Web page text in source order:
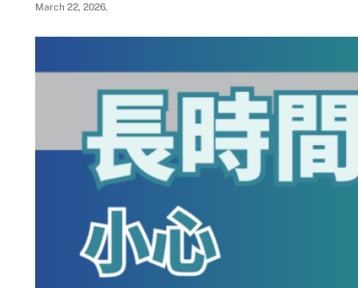
March 22, 2026.